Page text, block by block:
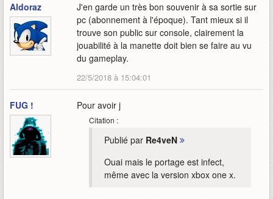
Aldoraz
J'en garde un très bon souvenir à sa sortie sur
pc (abonnement à l'époque). Tant mieux si il
trouve son public sur console, clairement la
jouabilité à la manette doit bien se faire au vu
du gameplay.
22/5/2018 à 15:04:01
FUG ! Pour avoir j
Citation :
Publié par Re4veN
Ouai mais le portage est infect,
même avec la version xbox one x.